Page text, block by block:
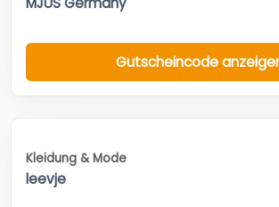
Gutscheincode
Kleidung & Mode
leevje